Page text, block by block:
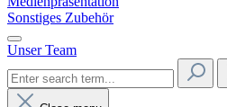
Sonstiges Zubehör
Unser Team